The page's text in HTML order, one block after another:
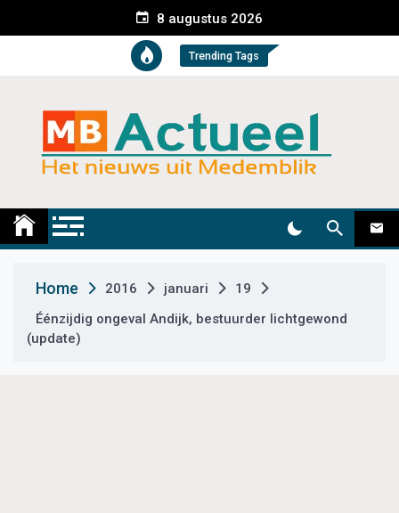
e
t
8 augustus 2026
Trending Tags
Medemblik Actueel
Home 2016 januari
19
Éénzijdig ongeval Andijk, bestuurder lichtgewond
(update)